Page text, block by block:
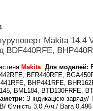
Makita 14.4
BDF440RFE,
Makita.Для моделей:
BFR440RFE,
BHP441RFE,
BML184, BTD130FRFE,
З індикацією заряду/
Ємність 3.0 А/ч./ Вага 0,496